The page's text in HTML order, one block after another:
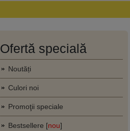
Ofertă specială
Noutăți
Culori noi
Promoţii speciale
Bestsellere [nou]